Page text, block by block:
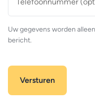
(optioneel)
Uw gegevens worden
bericht.